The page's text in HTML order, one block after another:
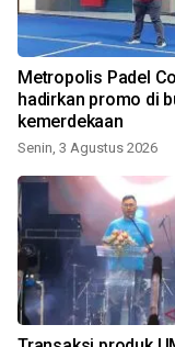
Metropolis Padel
hadirkan promo di
kemerdekaan
Senin, 3 Agustus 2026